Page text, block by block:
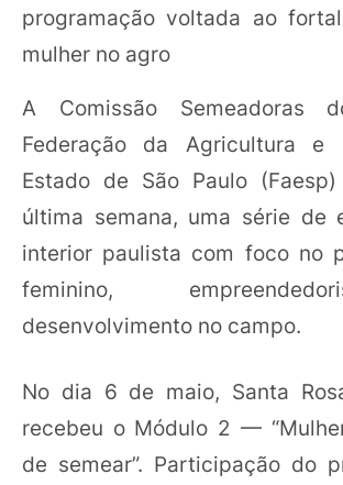
programação voltada ao
mulher no agro
A Comissão Semeadoras
Federação da Agricultura e
Estado de São Paulo
última semana, uma série de
interior paulista com foco no
feminino,
desenvolvimento no campo.
No dia 6 de maio, Santa
recebeu o Módulo 2 —
de semear”. Participação do